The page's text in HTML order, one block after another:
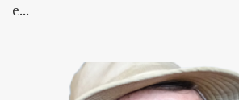
е...